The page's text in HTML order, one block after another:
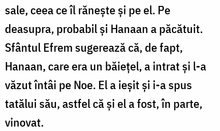
sale, ceea ce îl răneşte şi pe el. Pe
deasupra, probabil şi Hanaan a păcătuit.
Sfântul Efrem sugerează că, de fapt,
Hanaan, care era un băieţel, a intrat şi l-a
văzut întâi pe Noe. El a ieşit şi i-a spus
tatălui său, astfel că şi el a fost, în parte,
vinovat.